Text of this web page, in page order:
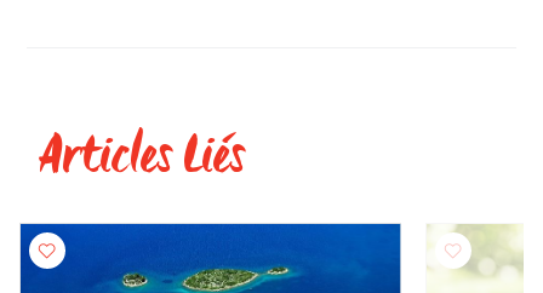
Articles Liés